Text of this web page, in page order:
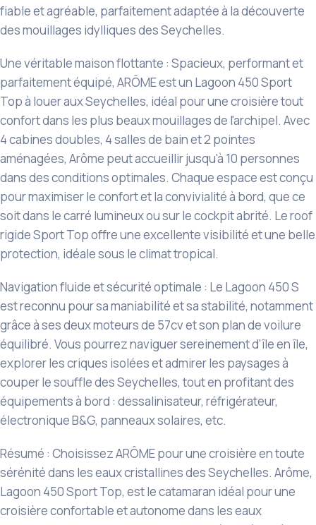
fiable et agréable, parfaitement adaptée à la découverte
des mouillages idylliques des Seychelles.
Une véritable maison flottante : Spacieux, performant et
parfaitement équipé, ARÔME est un Lagoon 450 Sport
Top à louer aux Seychelles, idéal pour une croisière tout
confort dans les plus beaux mouillages de l'archipel. Avec
4 cabines doubles, 4 salles de bain et 2 pointes
aménagées, Arôme peut accueillir jusqu'à 10 personnes
dans des conditions optimales. Chaque espace est conçu
pour maximiser le confort et la convivialité à bord, que ce
soit dans le carré lumineux ou sur le cockpit abrité. Le roof
rigide Sport Top offre une excellente visibilité et une belle
protection, idéale sous le climat tropical.
Navigation fluide et sécurité optimale : Le Lagoon 450 S
est reconnu pour sa maniabilité et sa stabilité, notamment
grâce à ses deux moteurs de 57cv et son plan de voilure
équilibré. Vous pourrez naviguer sereinement d'île en île,
explorer les criques isolées et admirer les paysages à
couper le souffle des Seychelles, tout en profitant des
équipements à bord : dessalinisateur, réfrigérateur,
électronique B&G, panneaux solaires, etc.
Résumé : Choisissez ARÔME pour une croisière en toute
sérénité dans les eaux cristallines des Seychelles. Arôme,
Lagoon 450 Sport Top, est le catamaran idéal pour une
croisière confortable et autonome dans les eaux